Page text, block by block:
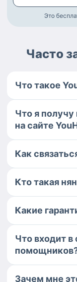
Это
Часто
Что такое
Что я получу
на сайте
Как
Кто такая
Какие
Что входит в
Зачем мне